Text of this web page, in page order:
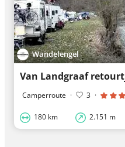
Wandelengel
Van Landgraaf
Camperroute · 3 ·
180 km 2.151 m